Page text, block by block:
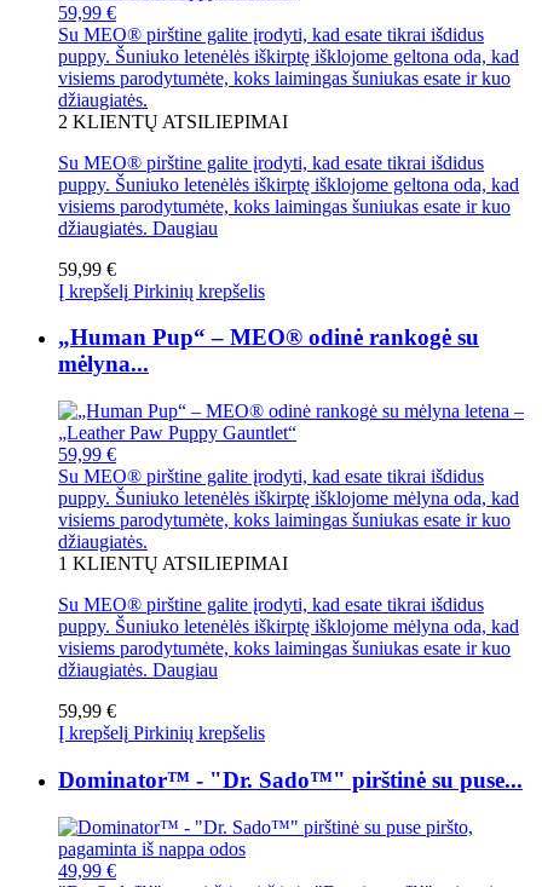
59,99 €
Su MEO® pirštine galite įrodyti, kad esate tikrai išdidus
puppy. Šuniuko letenėlės iškirptę išklojome geltona oda, kad
visiems parodytumėte, koks laimingas šuniukas esate ir kuo
džiaugiatės.
2 KLIENTŲ ATSILIEPIMAI
Su MEO® pirštine galite įrodyti, kad esate tikrai išdidus
puppy. Šuniuko letenėlės iškirptę išklojome geltona oda, kad
visiems parodytumėte, koks laimingas šuniukas esate ir kuo
džiaugiatės. Daugiau
59,99 €
Į krepšelį Pirkinių krepšelis
„Human Pup“ – MEO® odinė rankogė su
mėlyna...
59,99 €
Su MEO® pirštine galite įrodyti, kad esate tikrai išdidus
puppy. Šuniuko letenėlės iškirptę išklojome mėlyna oda, kad
visiems parodytumėte, koks laimingas šuniukas esate ir kuo
džiaugiatės.
1 KLIENTŲ ATSILIEPIMAI
Su MEO® pirštine galite įrodyti, kad esate tikrai išdidus
puppy. Šuniuko letenėlės iškirptę išklojome mėlyna oda, kad
visiems parodytumėte, koks laimingas šuniukas esate ir kuo
džiaugiatės. Daugiau
59,99 €
Į krepšelį Pirkinių krepšelis
Dominator™ - "Dr. Sado™" pirštinė su puse...
49,99 €